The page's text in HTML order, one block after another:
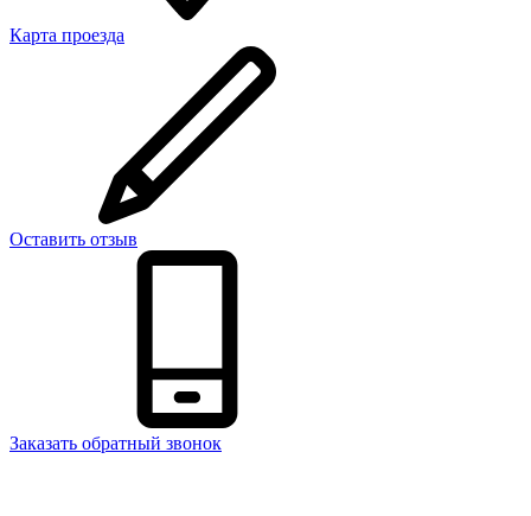
Карта проезда
Оставить отзыв
Заказать обратный звонок